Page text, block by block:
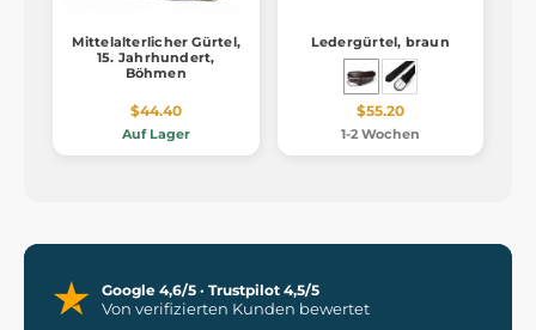
Mittelalterlicher Gürtel,
15. Jahrhundert,
Böhmen
$44.40
Auf Lager
Ledergürtel, braun
$55.20
1-2 Wochen
Google 4,6/5 · Trustpilot 4,5/5
Von verifizierten Kunden bewertet